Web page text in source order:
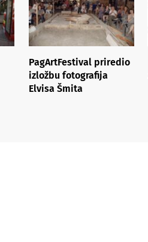
PagArtFestival priredio
izložbu fotografija
Elvisa Šmita